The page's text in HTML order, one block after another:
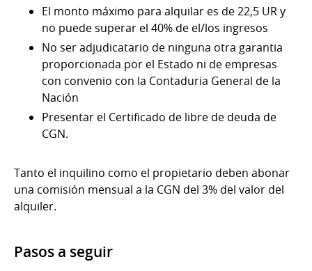
El monto máximo para alquilar es de 22,5 UR y
no puede superar el 40% de el/los ingresos
No ser adjudicatario de ninguna otra garantia
proporcionada por el Estado ni de empresas
con convenio con la Contaduria General de la
Nación
Presentar el Certificado de libre de deuda de
CGN.
Tanto el inquilino como el propietario deben abonar
una comisión mensual a la CGN del 3% del valor del
alquiler.
Pasos a seguir